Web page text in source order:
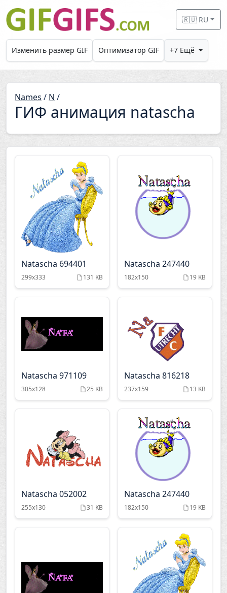
Skip to main content
🇷🇺 RU
Изменить размер GIF Оптимизатор GIF +7 Ещё
Names / N /
ГИФ анимация natascha
Natascha 694401
299x333 131 KB
Natascha 247440
182x150 19 KB
Natascha 971109
305x128 25 KB
Natascha 816218
237x159 13 KB
Natascha 052002
255x130 31 KB
Natascha 247440
182x150 19 KB